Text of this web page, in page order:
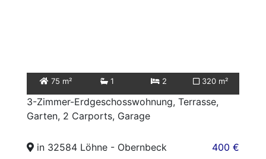
75 m² 1 2 320 m²
3-Zimmer-Erdgeschosswohnung, Terrasse,
Garten, 2 Carports, Garage
in 32584 Löhne - Obernbeck 400 €